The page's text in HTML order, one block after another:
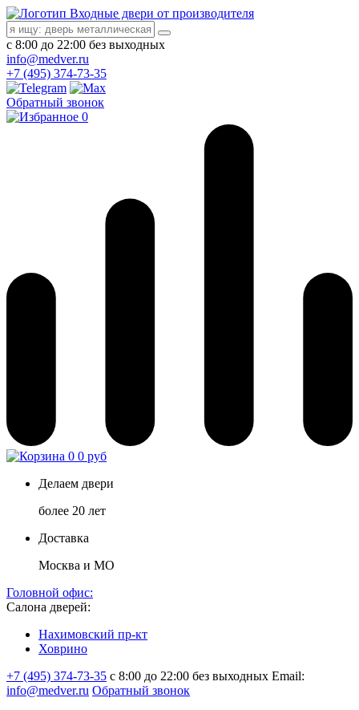
Входные двери от производителя
с 8:00 до 22:00 без выходных
info@medver.ru
+7 (495) 374-73-35
Обратный звонок
0
0 0 руб
Делаем двери
более 20 лет
Доставка
Москва и МО
Головной офис:
Салона дверей:
Нахимовский пр-кт
Ховрино
+7 (495) 374-73-35 с 8:00 до 22:00 без выходных Email:
info@medver.ru Обратный звонок